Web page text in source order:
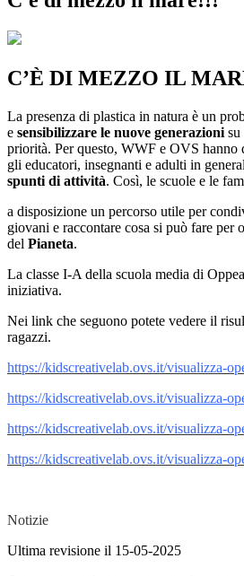
C’È DI MEZZO IL
La presenza di plastica in natura è un
e sensibilizzare le nuove generazioni su
priorità. Per questo, WWF e OVS hanno
gli educatori, insegnanti e adulti in
spunti di attività. Così, le scuole e le
a disposizione un percorso utile per
giovani e raccontare cosa si può fare per
del Pianeta.
La classe I-A della scuola media di
iniziativa.
Nei link che seguono potete vedere il
ragazzi.
https://kidscreativelab.ovs.it/visualizza-
https://kidscreativelab.ovs.it/visualizza-
https://kidscreativelab.ovs.it/visualizza-
https://kidscreativelab.ovs.it/visualizza-
Notizie
Ultima revisione il 15-05-2025